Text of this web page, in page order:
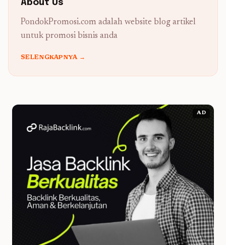
About Us
PondokPromosi.com adalah website blog artikel
untuk promosi bisnis anda
SELENGKAPNYA →
AD